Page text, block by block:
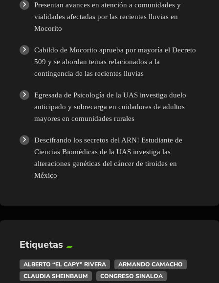
Presentan avances en atención a comunidades y
vialidades afectadas por las recientes lluvias en
Mocorito
Cabildo de Mocorito aprueba por mayoría el Decreto
509 y se abordan temas relacionados a la
contingencia de las recientes lluvias
Egresada de Psicología de la UAS investiga duelo
anticipado y sobrecarga en cuidadores de adultos
mayores en comunidades rurales
Descifrando los secretos del ARN! Estudiante de
Ciencias Biomédicas de la UAS investiga las
alteraciones genéticas del cáncer de tiroides en
México
Etiquetas
ALBERTO “EL CAPY” RIVERA
ARMANDO CAMACHO
CLAUDIA SHEINBAUM
CONGRESO SINALOA